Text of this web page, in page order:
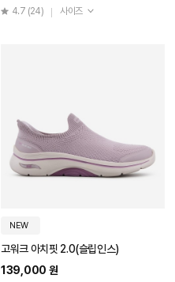
4.7 (24) 사이즈
NEW
고워크 아치핏 2.0(슬립인스)
139,000 원